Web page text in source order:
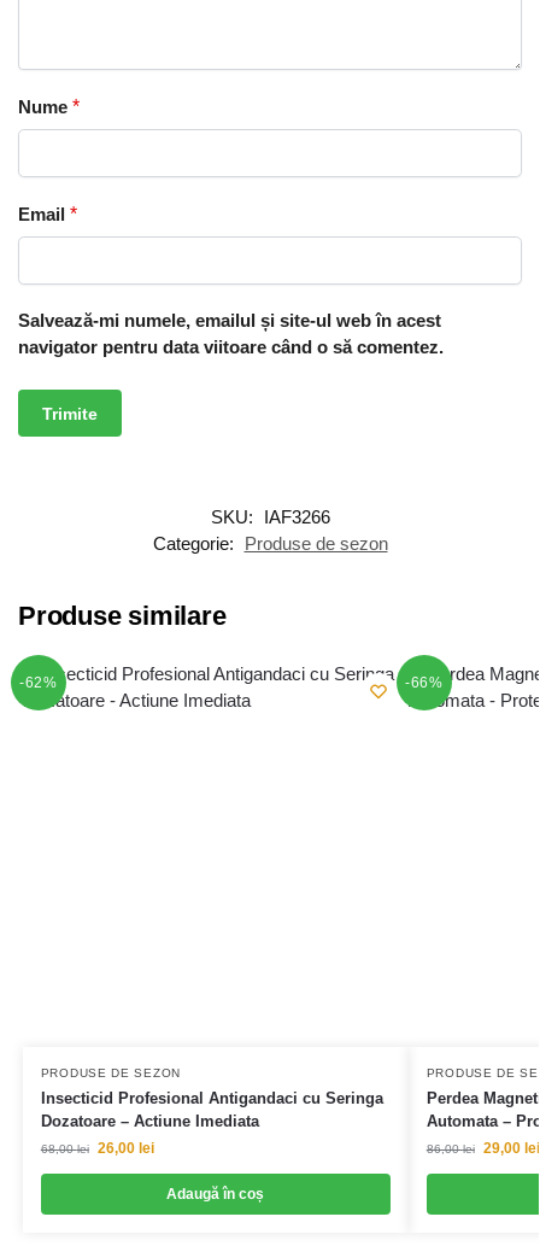
Nume *
Email *
Salvează-mi numele, emailul și site-ul web în acest
navigator pentru data viitoare când o să comentez.
SKU:
IAF3266
Categorie:
Produse de sezon
Produse similare
-62%
PRODUSE DE SEZON
Insecticid Profesional Antigandaci cu Seringa
Dozatoare – Actiune Imediata
68,00lei 26,00 lei
Adaugă în coș
-66%
PRODUSE DE
Perdea
Automata –
86,00lei 29,00 lei